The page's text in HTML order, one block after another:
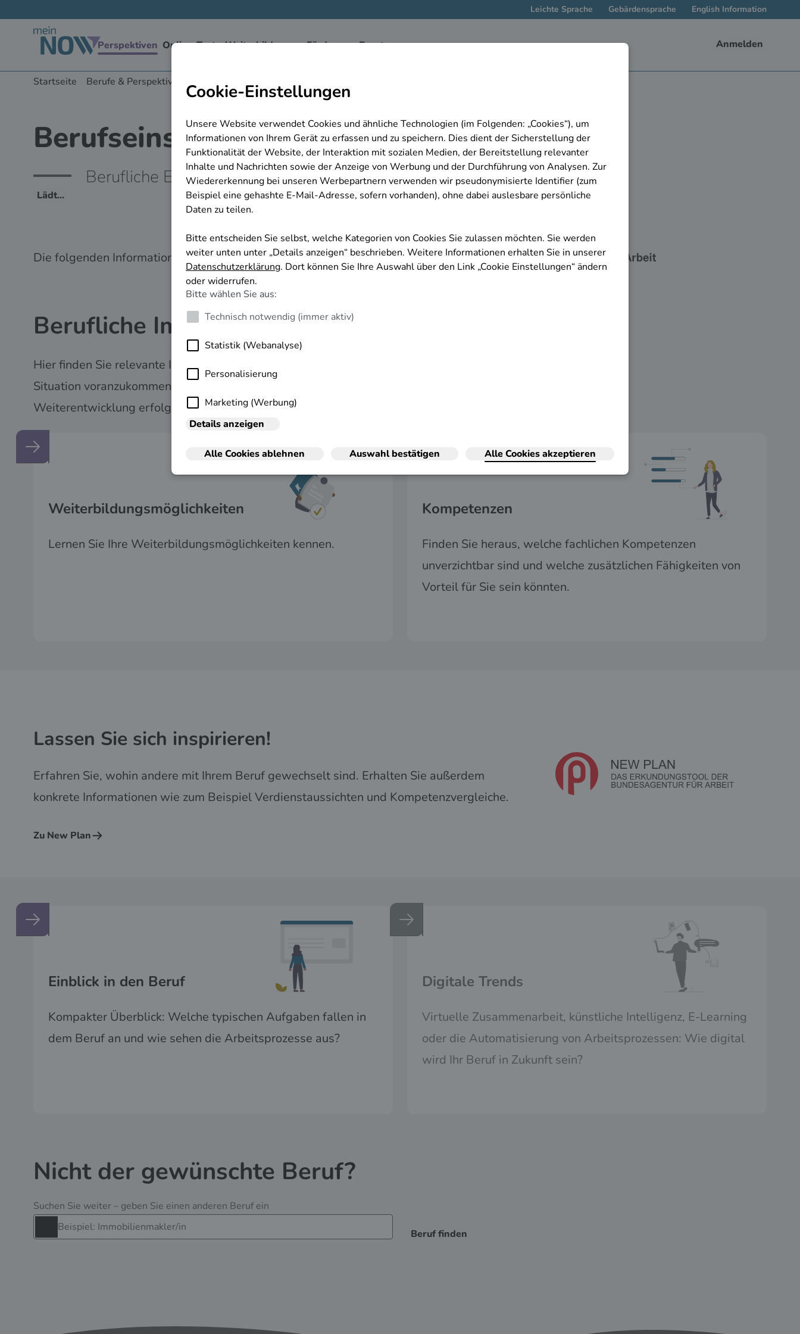
Startseite Berufe & Perspektiven Berufseinstiegsbegleiter/in
Berufseinstiegsbegleiter/in
Berufliche Einsatzmöglichkeit
Die folgenden Informationen werden von der Bundesagentur für Arbeit bereitgestellt.
Berufliche Impulse erhalten!
Hier finden Sie relevante Informationen, die Ihnen helfen, in Ihrer aktuellen beruflichen
Situation voranzukommen. Nutzen Sie diese Erkenntnisse, um Ihre berufliche
Weiterentwicklung erfolgreich zu planen.
Weiterbildungs­möglichkeiten
Lernen Sie Ihre Weiterbildungsmöglichkeiten kennen.
Kompetenzen
Finden Sie heraus, welche fachlichen Kompetenzen
unverzichtbar sind und welche zusätzlichen Fähigkeiten von
Vorteil für Sie sein könnten.
Lassen Sie sich inspirieren!
Erfahren Sie, wohin andere mit Ihrem Beruf gewechselt sind. Erhalten Sie außerdem
konkrete Informationen wie zum Beispiel Verdienstaussichten und Kompetenzvergleiche.
Zu New Plan
Einblick in den Beruf
Kompakter Überblick: Welche typischen Aufgaben fallen in
dem Beruf an und wie sehen die Arbeitsprozesse aus?
Digitale Trends
Virtuelle Zusammenarbeit, künstliche Intelligenz, E-Learning
oder die Automatisierung von Arbeitsprozessen: Wie digital
wird Ihr Beruf in Zukunft sein?